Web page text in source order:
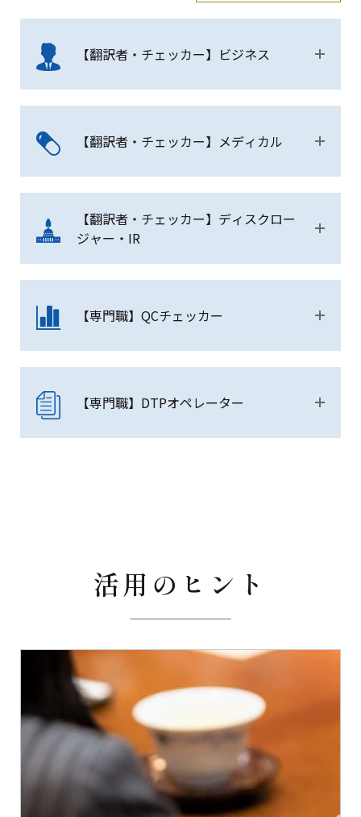
【翻訳者・チェッカー】ビジネス
【翻訳者・チェッカー】メディカル
【翻訳者・チェッカー】ディスクロー
ジャー・IR
【専門職】QCチェッカー
【専門職】DTPオペレーター
活用のヒント